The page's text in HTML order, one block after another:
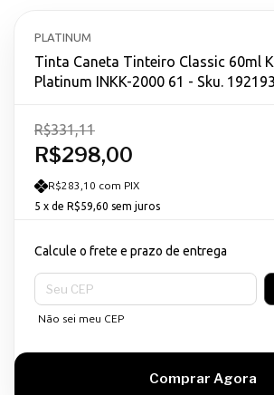
PLATINUM
Tinta Caneta Tinteiro Classic 60ml
Platinum INKK-2000 61 - Sku. 192193
R$298,00
R$331,11
R$283,10 com PIX
5 x de R$59,60 sem juros
Calcule o frete e prazo de entrega
Entregas para o CEP:
Não sei meu CEP